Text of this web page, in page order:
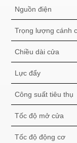
Nguồn điện
Trọng lượng cánh
Chiều dài cửa
Lực đẩy
Công suất tiêu thụ
Tốc độ mở cửa
Tốc độ động cơ